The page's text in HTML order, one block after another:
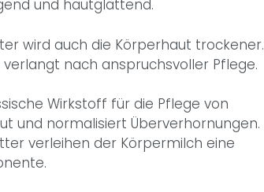
und hautglättend.
wird auch die Körperhaut trockener.
nach anspruchsvoller Pflege.
Wirkstoff für die Pflege von
und normalisiert Überverhornungen.
verleihen der Körpermilch eine